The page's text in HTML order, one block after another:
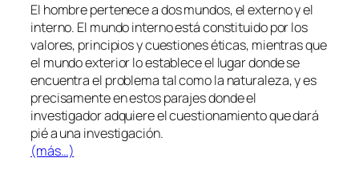
El hombre pertenece a dos mundos, el externo y el
interno. El mundo interno está constituido por los
valores, principios y cuestiones éticas, mientras que
el mundo exterior lo establece el lugar donde se
encuentra el problema tal como la naturaleza, y es
precisamente en estos parajes donde el
investigador adquiere el cuestionamiento que dará
pié a una investigación.
(más…)